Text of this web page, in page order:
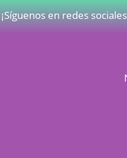
¡Síguenos en redes